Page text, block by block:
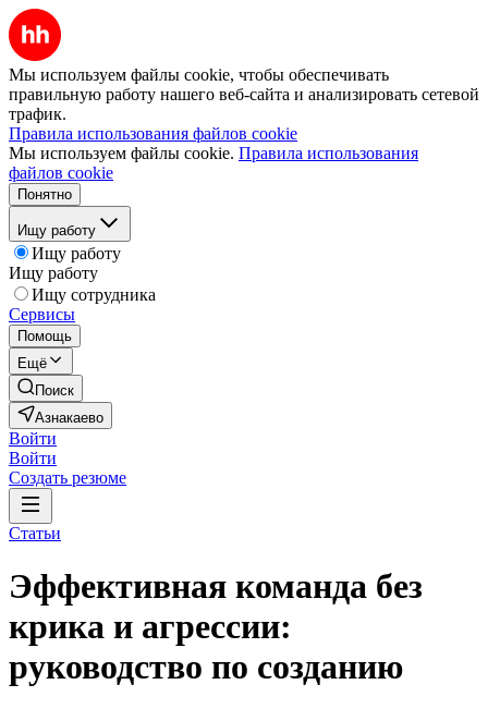
Мы используем файлы cookie, чтобы обеспечивать
правильную работу нашего веб-сайта и анализировать сетевой
трафик.
Правила использования файлов cookie
Мы используем файлы cookie. Правила использования
файлов cookie
Понятно
Ищу работу
Ищу работу
Ищу работу
Ищу сотрудника
Сервисы
Помощь
Ещё
Поиск
Азнакаево
Войти
Войти
Создать резюме
Статьи
Эффективная команда без
крика и агрессии:
руководство по созданию